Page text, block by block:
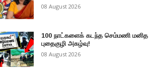
08 August 2026
100 நாட்களைக் கடந்த செம்மணி மனித
புதைகுழி அகழ்வு!
08 August 2026